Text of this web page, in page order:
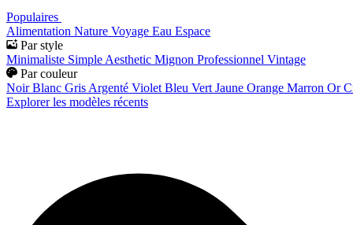
Populaires
Alimentation Nature Voyage Eau Espace
Par style
Minimaliste Simple Aesthetic Mignon Professionnel Vintage
Par couleur
Noir Blanc Gris Argenté Violet Bleu Vert Jaune Orange Marron Or
Explorer les modèles récents